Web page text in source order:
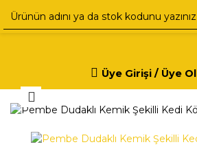
Üye Girişi / Üye Ol